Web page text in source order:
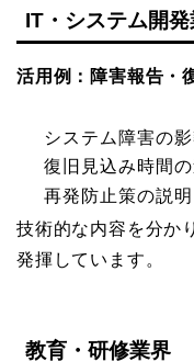
IT・システム開
活用例：障害報告・
システム障害の
復旧見込み時間
再発防止策の説明
技術的な内容を分か
発揮しています。
教育・研修業界